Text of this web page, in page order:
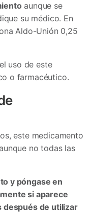
aunque se
su médico. En
Aldo-Unión 0,25
uso de este
o farmacéutico.
este medicamento
no todas las
y póngase en
si aparece
después de utilizar